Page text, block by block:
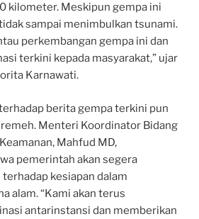
kilometer. Meskipun gempa ini
sampai menimbulkan tsunami.
perkembangan gempa ini dan
terkini kepada masyarakat,” ujar
Karnawati.
berita gempa terkini pun
Menteri Koordinator Bidang
Mahfud MD,
pemerintah akan segera
kesiapan dalam
alam. “Kami akan terus
antarinstansi dan memberikan